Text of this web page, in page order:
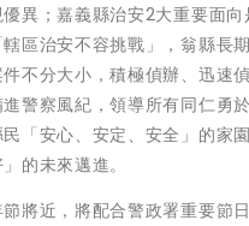
異；嘉義縣治安2大重要面
區治安不容挑戰」，翁縣長
不分大小，積極偵辦、迅速
警察風紀，領導所有同仁勇
「安心、安定、安全」的家
的未來邁進。
將近，將配合警政署重要節